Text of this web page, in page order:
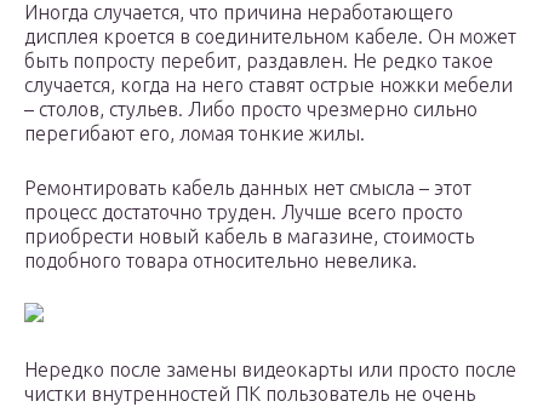
Иногда случается, что причина неработающего
дисплея кроется в соединительном кабеле. Он может
быть попросту перебит, раздавлен. Не редко такое
случается, когда на него ставят острые ножки мебели
– столов, стульев. Либо просто чрезмерно сильно
перегибают его, ломая тонкие жилы.
Ремонтировать кабель данных нет смысла – этот
процесс достаточно труден. Лучше всего просто
приобрести новый кабель в магазине, стоимость
подобного товара относительно невелика.
Нередко после замены видеокарты или просто после
чистки внутренностей ПК пользователь не очень